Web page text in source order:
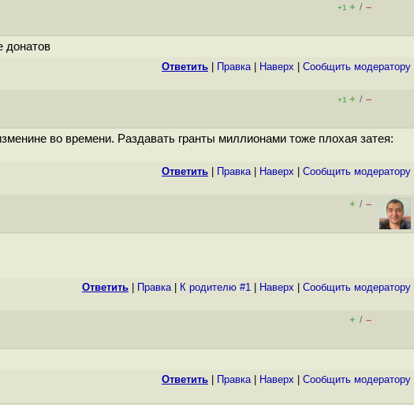
+1 + / –
донатов
Ответить Правка| Наверх Cообщить модератору
+1 + / –
во времени. Раздавать гранты миллионами тоже плохая затея:
Ответить Правка| Наверх Cообщить модератору
+ / –
Ответить Правка| К родителю #1 Наверх Cообщить модератору
+ / –
Ответить Правка| Наверх Cообщить модератору